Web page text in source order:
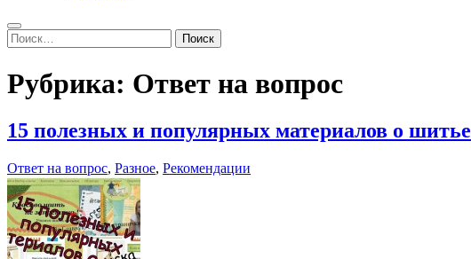
Search
Найти:
Рубрика: Ответ на вопрос
15 полезных и популярных материалов о шитье
Ответ на вопрос, Разное, Рекомендации